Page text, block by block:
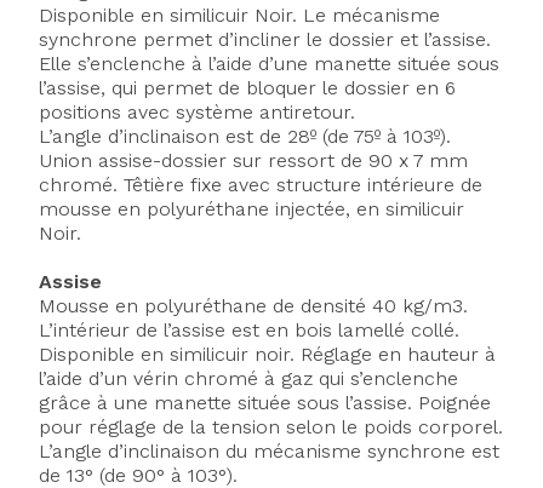
Disponible en similicuir Noir. Le mécanisme
synchrone permet d’incliner le dossier et l’assise.
Elle s’enclenche à l’aide d’une manette située sous
l’assise, qui permet de bloquer le dossier en 6
positions avec système antiretour.
L’angle d’inclinaison est de 28º (de 75º à 103º).
Union assise-dossier sur ressort de 90 x 7 mm
chromé. Têtière fixe avec structure intérieure de
mousse en polyuréthane injectée, en similicuir
Noir.
Assise
Mousse en polyuréthane de densité 40 kg/m3.
L’intérieur de l’assise est en bois lamellé collé.
Disponible en similicuir noir. Réglage en hauteur à
l’aide d’un vérin chromé à gaz qui s’enclenche
grâce à une manette située sous l’assise. Poignée
pour réglage de la tension selon le poids corporel.
L’angle d’inclinaison du mécanisme synchrone est
de 13° (de 90° à 103°).